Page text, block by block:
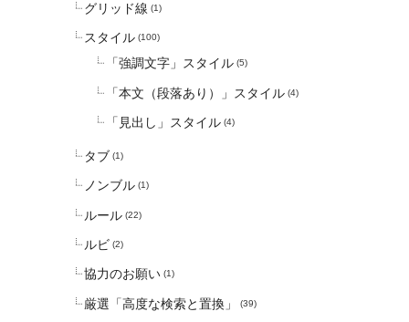
グリッド線 (1)
スタイル (100)
「強調文字」スタイル (5)
「本文（段落あり）」スタイル (4)
「見出し」スタイル (4)
タブ (1)
ノンブル (1)
ルール (22)
ルビ (2)
協力のお願い (1)
厳選「高度な検索と置換」 (39)